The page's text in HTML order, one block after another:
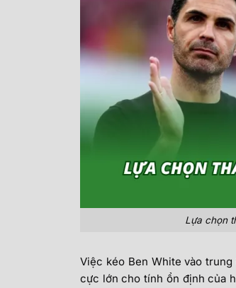
Lựa chọn
Việc kéo Ben White vào
cực lớn cho tính ổn định của